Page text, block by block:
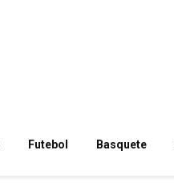
Futebol Basquete